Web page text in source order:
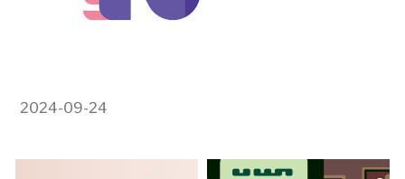
2024-09-24